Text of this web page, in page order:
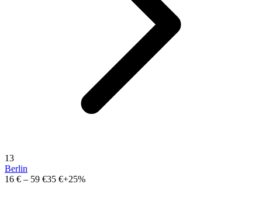
13
Berlin
16 € – 59 €35 €+25%